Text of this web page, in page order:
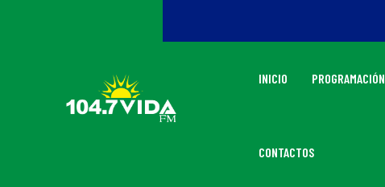
INICIO PROGRAMACIÓN
CONTACTOS